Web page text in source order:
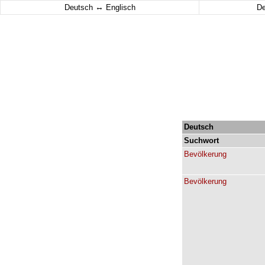
Deutsch ↔ Englisch
Deutsch
Suchwort
Bevölkerung
Bevölkerung